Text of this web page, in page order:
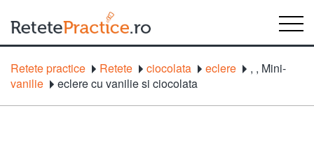
Retete practice Retete ciocolata ,
eclere
,
vanilie
Mini-
eclere cu vanilie si ciocolata